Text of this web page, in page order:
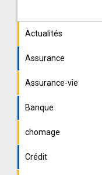
Actualités
Assurance
Assurance-vie
Banque
chomage
Crédit